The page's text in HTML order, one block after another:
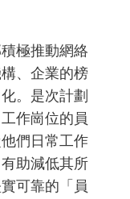
極推動網絡
、企業的榜
。是次計劃
作崗位的員
們日常工作
助減低其所
可靠的「員